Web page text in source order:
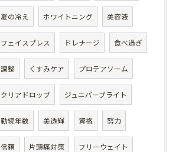
夏の冷え ホワイトニング 美容液
フェイスプレス ドレナージ 食べ過ぎ
調整 くすみケア プロテアソーム
クリアドロップ ジュニパーブライト
勤続年数 美透輝 資格 努力
信頼 片頭痛対策 フリーウェイト